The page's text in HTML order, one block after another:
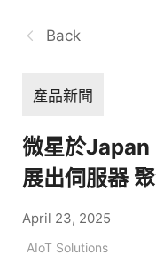
Back
產品新聞
微星於
展出伺服器
April 23, 2025
AIoT Solutions